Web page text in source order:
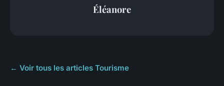
Éléanore
← Voir tous les articles Tourisme